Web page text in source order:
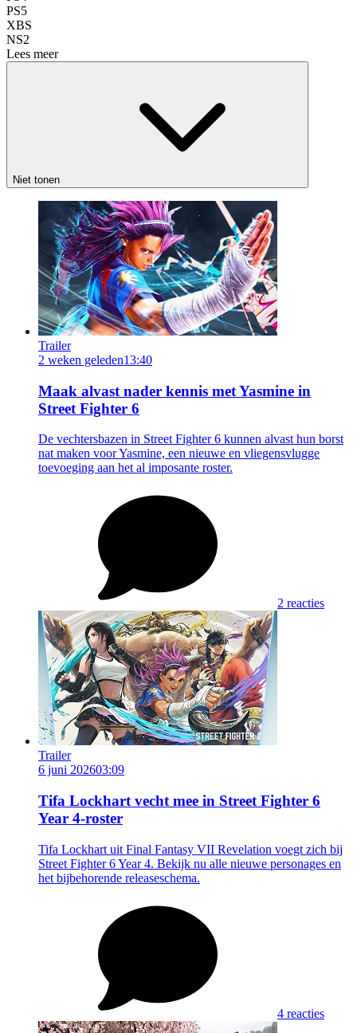
PS5
XBS
NS2
Lees meer
Niet tonen
Trailer
2 weken geleden13:40
Maak alvast nader kennis met Yasmine in
Street Fighter 6
De vechtersbazen in Street Fighter 6 kunnen alvast hun borst
nat maken voor Yasmine, een nieuwe en vliegensvlugge
toevoeging aan het al imposante roster.
2 reacties
Trailer
6 juni 202603:09
Tifa Lockhart vecht mee in Street Fighter 6
Year 4-roster
Tifa Lockhart uit Final Fantasy VII Revelation voegt zich bij
Street Fighter 6 Year 4. Bekijk nu alle nieuwe personages en
het bijbehorende releaseschema.
4 reacties